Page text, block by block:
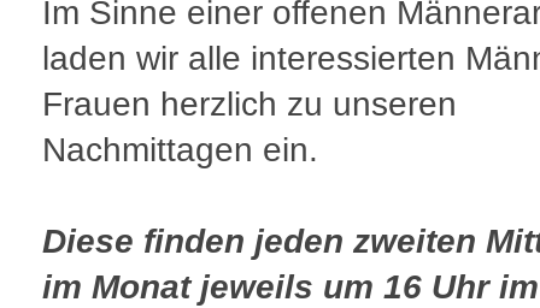
Im Sinne einer offenen
laden wir alle interessierten
Frauen herzlich zu unseren
Nachmittagen ein.
Diese finden jeden zweiten
im Monat jeweils um 16 Uhr